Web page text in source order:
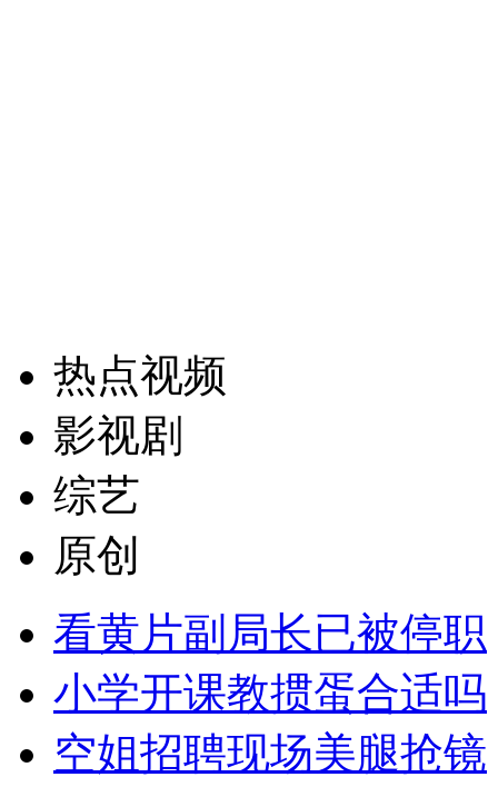
热点视频
影视剧
综艺
原创
看黄片副局长已被停职
小学开课教掼蛋合适吗
空姐招聘现场美腿抢镜